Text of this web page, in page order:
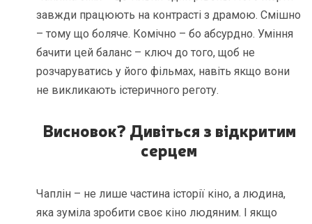
завжди працюють на контрасті з драмою. Смішно
– тому що боляче. Комічно – бо абсурдно. Уміння
бачити цей баланс – ключ до того, щоб не
розчаруватись у його фільмах, навіть якщо вони
не викликають істеричного реготу.
Висновок? Дивіться з відкритим
серцем
Чаплін – не лише частина історії кіно, а людина,
яка зуміла зробити своє кіно людяним. І якщо